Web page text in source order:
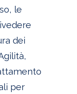
le
dei
per